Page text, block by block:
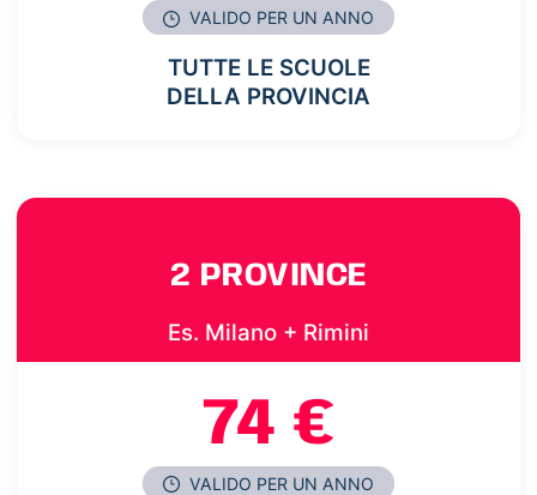
VALIDO PER UN ANNO
TUTTE LE SCUOLE
DELLA PROVINCIA
2 PROVINCE
Es. Milano + Rimini
74 €
VALIDO PER UN ANNO